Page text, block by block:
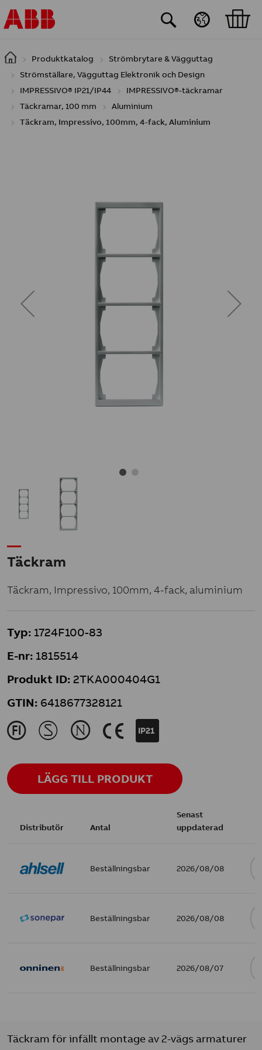
Hoppa till huvudinnehåll
Produktkatalog
Strömbrytare & Vägguttag
Strömställare, Vägguttag Elektronik och Design
IMPRESSIVO® IP21/IP44
IMPRESSIVO®-täckramar
Täckramar, 100 mm
Aluminium
Täckram, Impressivo, 100mm, 4-fack, Aluminium
Täckram
Täckram, Impressivo, 100mm, 4-fack, aluminium
Typ: 1724F100-83
E-nr: 1815514
Produkt ID: 2TKA000404G1
GTIN: 6418677328121
J M N K IP21
LÄGG TILL PRODUKT
Distributör Antal
Senast
uppdaterad
Beställningsbar 2026/08/08
Beställningsbar 2026/08/08
Beställningsbar 2026/08/07
Täckram för infällt montage av 2-vägs armaturer